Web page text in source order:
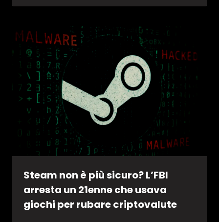
Steam non è più sicuro? L’FBI
arresta un 21enne che usava
giochi per rubare criptovalute